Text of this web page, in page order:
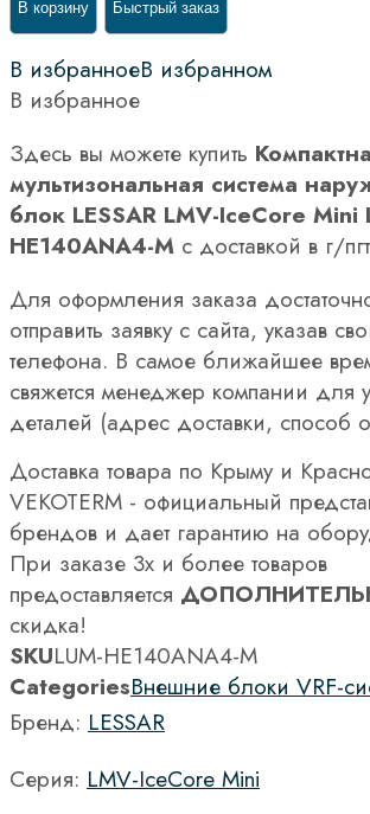
В корзину Быстрый заказ
В избранноеВ избранном
В избранное
Здесь вы можете купить
мультизональная система
блок LESSAR LMV-IceCore Mini
HE140ANA4-M с доставкой в г/
Для оформления заказа
отправить заявку с сайта, указав
телефона. В самое ближайшее
свяжется менеджер компании для
деталей (адрес доставки, способ
Доставка товара по Крыму и
VEKOTERM - официальный
брендов и дает гарантию на
При заказе 3х и более товаров
предоставляется
скидка!
SKULUM-HE140ANA4-M
CategoriesВнешние блоки VRF-
Бренд: LESSAR
Серия: LMV-IceCore Mini